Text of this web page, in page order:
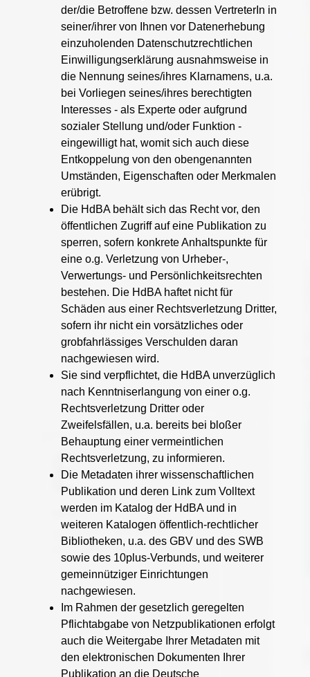
der/die Betroffene bzw. dessen VertreterIn in
seiner/ihrer von Ihnen vor Datenerhebung
einzuholenden Datenschutzrechtlichen
Einwilligungserklärung ausnahmsweise in
die Nennung seines/ihres Klarnamens, u.a.
bei Vorliegen seines/ihres berechtigten
Interesses - als Experte oder aufgrund
sozialer Stellung und/oder Funktion -
eingewilligt hat, womit sich auch diese
Entkoppelung von den obengenannten
Umständen, Eigenschaften oder Merkmalen
erübrigt.
Die HdBA behält sich das Recht vor, den
öffentlichen Zugriff auf eine Publikation zu
sperren, sofern konkrete Anhaltspunkte für
eine o.g. Verletzung von Urheber-,
Verwertungs- und Persönlichkeitsrechten
bestehen. Die HdBA haftet nicht für
Schäden aus einer Rechtsverletzung Dritter,
sofern ihr nicht ein vorsätzliches oder
grobfahrlässiges Verschulden daran
nachgewiesen wird.
Sie sind verpflichtet, die HdBA unverzüglich
nach Kenntniserlangung von einer o.g.
Rechtsverletzung Dritter oder
Zweifelsfällen, u.a. bereits bei bloßer
Behauptung einer vermeintlichen
Rechtsverletzung, zu informieren.
Die Metadaten ihrer wissenschaftlichen
Publikation und deren Link zum Volltext
werden im Katalog der HdBA und in
weiteren Katalogen öffentlich-rechtlicher
Bibliotheken, u.a. des GBV und des SWB
sowie des 10plus-Verbunds, und weiterer
gemeinnütziger Einrichtungen
nachgewiesen.
Im Rahmen der gesetzlich geregelten
Pflichtabgabe von Netzpublikationen erfolgt
auch die Weitergabe Ihrer Metadaten mit
den elektronischen Dokumenten Ihrer
Publikation an die Deutsche